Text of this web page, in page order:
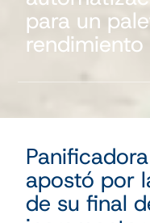
para un
rendimiento
apostó por
de su final